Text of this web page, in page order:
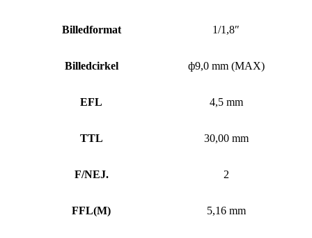
Billedformat 1/1,8″
Billedcirkel ф9,0 mm (MAX)
EFL 4,5 mm
TTL 30,00 mm
F/NEJ. 2
FFL(M) 5,16 mm